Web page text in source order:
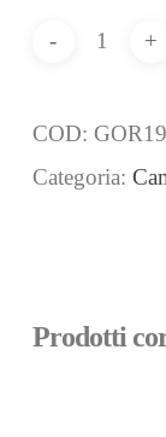
COD:
Categoria:
Prodotti